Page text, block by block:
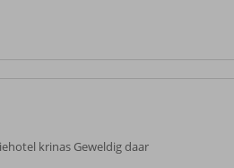
krinas Geweldig daar